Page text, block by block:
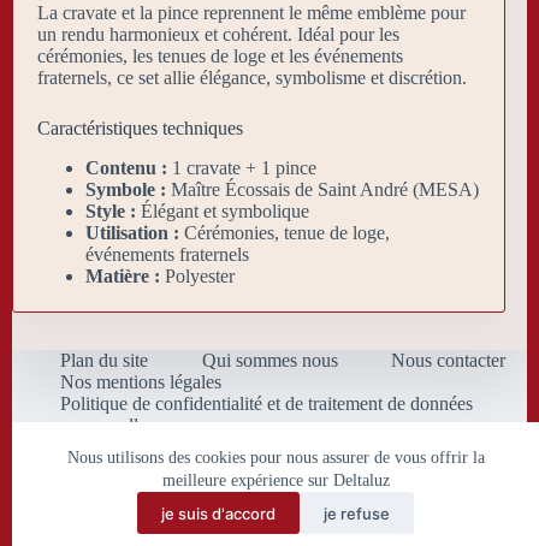
Nous utilisons des cookies pour nous assurer de vous offrir la
meilleure expérience sur Deltaluz
je suis d'accord je refuse
La cravate et la pince reprennent le même emblème pour
un rendu harmonieux et cohérent. Idéal pour les
cérémonies, les tenues de loge et les événements
fraternels, ce set allie élégance, symbolisme et discrétion.
Caractéristiques techniques
Contenu : 1 cravate + 1 pince
Symbole : Maître Écossais de Saint André (MESA)
Style : Élégant et symbolique
Utilisation : Cérémonies, tenue de loge,
événements fraternels
Matière : Polyester
Plan du site Qui sommes nous
Nous contacter
Nos mentions légales
Politique de confidentialité et de traitement de données
personnelles
Conditions Générales de Vente